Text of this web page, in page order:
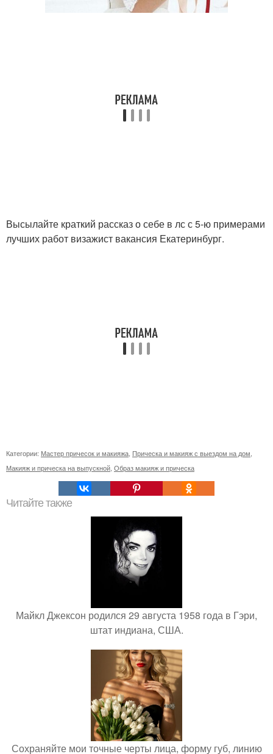
Высылайте краткий рассказ о себе в лс с 5-ю примерами
лучших работ визажист вакансия Екатеринбург.
Категории: Мастер причесок и макияжа Прическа и макияж с выездом на дом
Макияж и прическа на выпускной Образ макияж и прическа
Читайте также
Майкл Джексон родился 29 августа 1958 года в Гэри,
штат индиана, США.
Сохраняйте мои точные черты лица, форму губ, линию